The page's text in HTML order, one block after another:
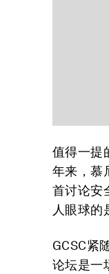
值得一提
年来，慕
首讨论安
人眼球的
GCSC紧
论坛是一